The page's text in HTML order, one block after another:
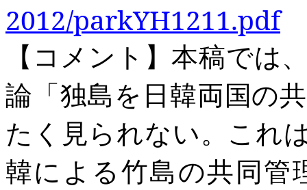
2012/parkYH1211.pdf
【コメント】本稿では
論 「独島を日韓両国の
たく 見られない。 これ
韓による竹島の共同管